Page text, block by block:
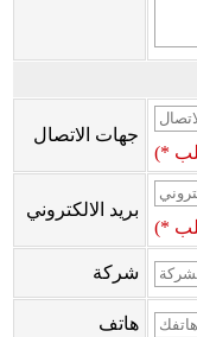
جهات الاتصال
بريد الالكتروني
شركة
هاتف